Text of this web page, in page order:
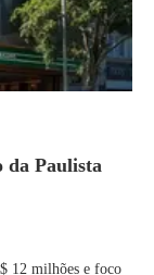
da Paulista
12 milhões e foco